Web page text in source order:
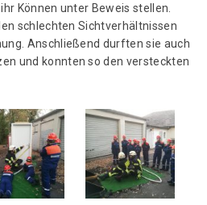
Können unter Beweis stellen.
schlechten Sichtverhältnissen
Anschließend durften sie auch
und konnten so den versteckten